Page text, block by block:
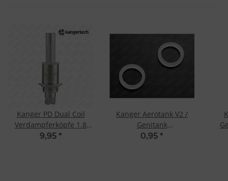
Kanger PD Dual Coil
Verdampferköpfe 1.8
Ohm (5 Stk.)
9,95 *
Kanger Aerotank V2 /
Genitank
Ersatzdichtungen
0,95 *